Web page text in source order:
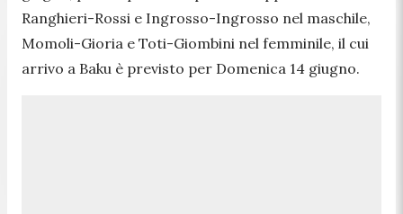
Ranghieri-Rossi e Ingrosso-Ingrosso nel maschile,
Momoli-Gioria e Toti-Giombini nel femminile, il cui
arrivo a Baku è previsto per Domenica 14 giugno.